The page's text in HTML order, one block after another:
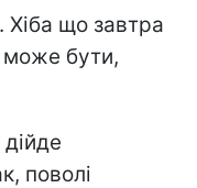
. Хіба що завтра
може бути,
поволі